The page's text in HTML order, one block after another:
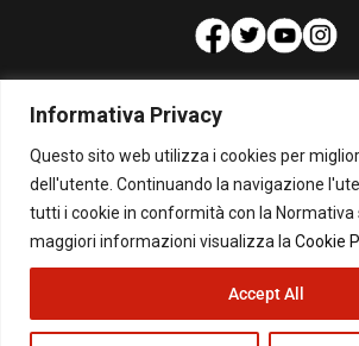
Informativa Privacy
Questo sito web utilizza i cookies per
dell'utente. Continuando la navigazione
tutti i cookie in conformità con la Normativa
maggiori informazioni visualizza la Cookie
Accept All
Per la tua
© Copyright 2026 - Il Blog di Beppe Grillo. All Rights
happygrafic.com